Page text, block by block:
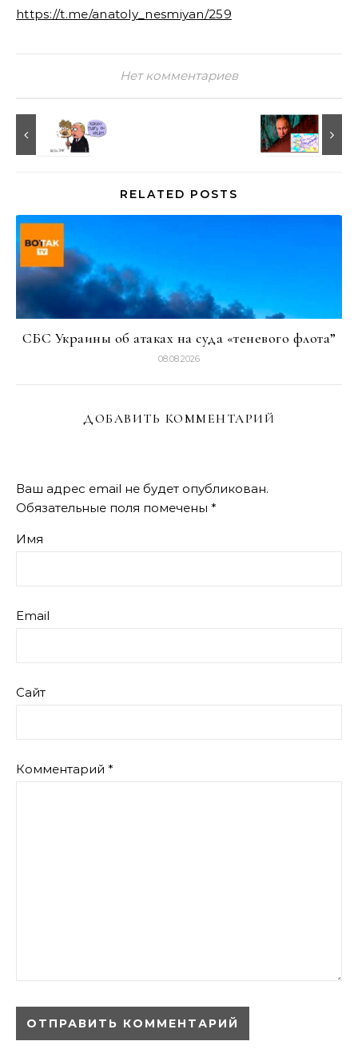
https://t.me/anatoly_nesmiyan/259
Нет комментариев
RELATED POSTS
СБС Украины об атаках на суда «теневого флота”
08.08.2026
ДОБАВИТЬ КОММЕНТАРИЙ
Ваш адрес email не будет опубликован.
Обязательные поля помечены *
Имя
Email
Сайт
Комментарий *